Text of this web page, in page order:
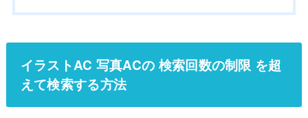
イラストAC 写真ACの 検索回数の制限 を超
えて検索する方法